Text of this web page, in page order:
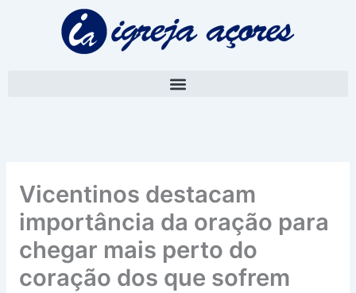
Vicentinos destacam
importância da oração para
chegar mais perto do
coração dos que sofrem